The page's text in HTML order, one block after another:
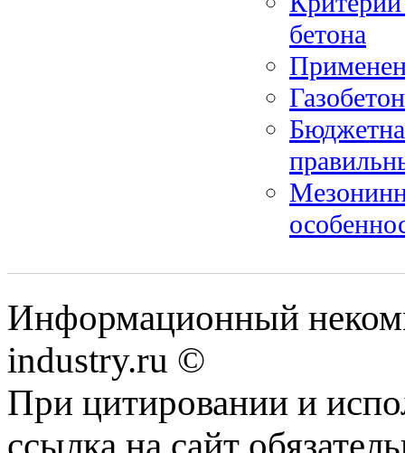
бетона
Информационный
industry.ru ©
При цитировании и